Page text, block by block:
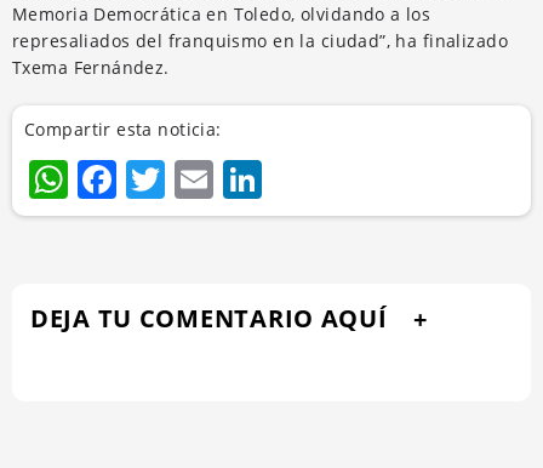
Memoria Democrática en Toledo, olvidando a los
represaliados del franquismo en la ciudad”, ha finalizado
Txema Fernández.
Compartir esta noticia:
WhatsApp
Facebook
Twitter
Email
DEJA TU COMENTARIO AQUÍ